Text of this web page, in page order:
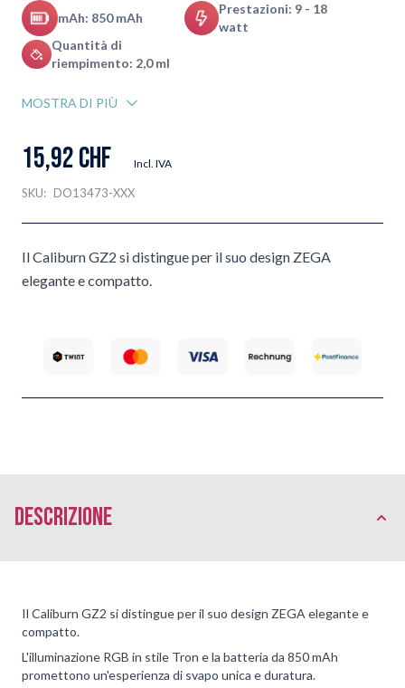
mAh: 850 mAh
Prestazioni: 9 - 18
watt
Quantità di
riempimento: 2,0 ml
MOSTRA DI PIÙ
15,92 CHF Incl. IVA
SKU: DO13473-XXX
Il Caliburn GZ2 si distingue per il suo design ZEGA
elegante e compatto.
Descrizione
Il Caliburn GZ2 si distingue per il suo design ZEGA elegante e
compatto.
L'illuminazione RGB in stile Tron e la batteria da 850 mAh
promettono un'esperienza di svapo unica e duratura.